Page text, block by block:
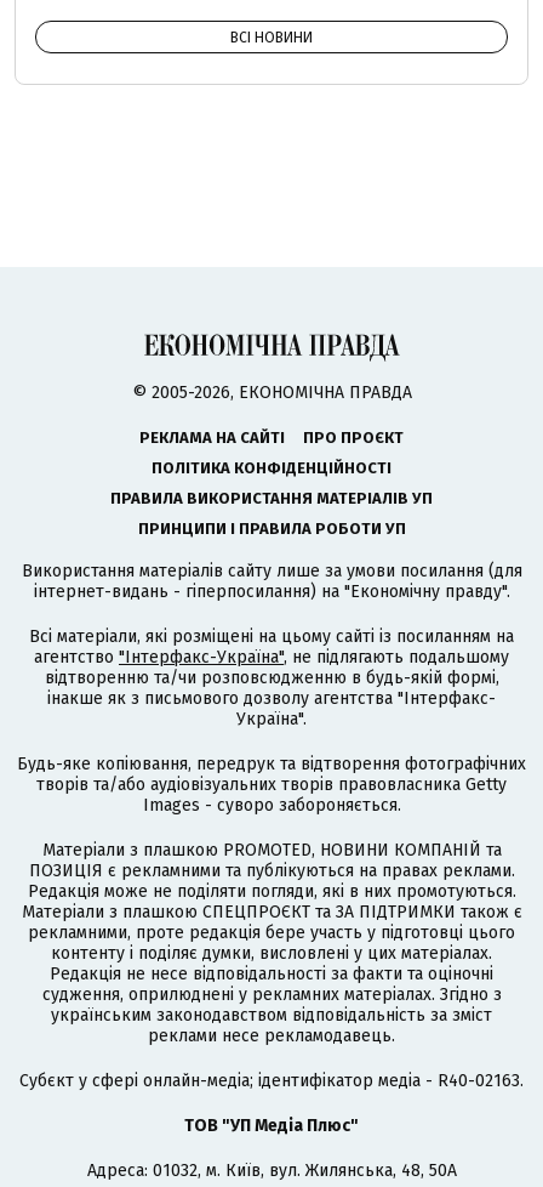
ВСІ НОВИНИ
© 2005-2026, ЕКОНОМІЧНА ПРАВДА
РЕКЛАМА НА САЙТІ
ПРО ПРОЄКТ
ПОЛІТИКА КОНФІДЕНЦІЙНОСТІ
ПРАВИЛА ВИКОРИСТАННЯ МАТЕРІАЛІВ УП
ПРИНЦИПИ І ПРАВИЛА РОБОТИ УП
Використання матеріалів сайту лише за умови посилання (для
інтернет-видань - гіперпосилання) на "Економічну правду".
Всі матеріали, які розміщені на цьому сайті із посиланням на
агентство "Інтерфакс-Україна", не підлягають подальшому
відтворенню та/чи розповсюдженню в будь-якій формі,
інакше як з письмового дозволу агентства "Інтерфакс-
Україна".
Будь-яке копіювання, передрук та відтворення фотографічних
творів та/або аудіовізуальних творів правовласника Getty
Images - суворо забороняється.
Матеріали з плашкою PROMOTED, НОВИНИ КОМПАНІЙ та
ПОЗИЦІЯ є рекламними та публікуються на правах реклами.
Редакція може не поділяти погляди, які в них промотуються.
Матеріали з плашкою СПЕЦПРОЄКТ та ЗА ПІДТРИМКИ також є
рекламними, проте редакція бере участь у підготовці цього
контенту і поділяє думки, висловлені у цих матеріалах.
Редакція не несе відповідальності за факти та оціночні
судження, оприлюднені у рекламних матеріалах. Згідно з
українським законодавством відповідальність за зміст
реклами несе рекламодавець.
Cубєкт у сфері онлайн-медіа; ідентифікатор медіа - R40-02163.
ТОВ "УП Медіа Плюс"
Адреса: 01032, м. Київ, вул. Жилянська, 48, 50А